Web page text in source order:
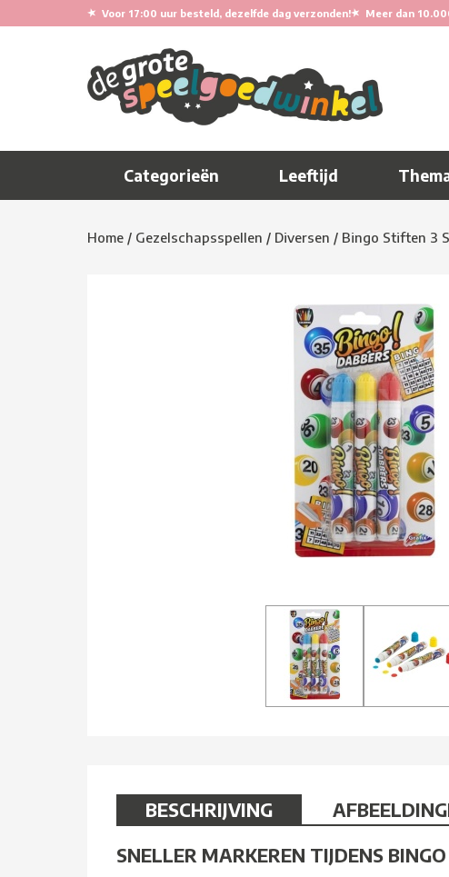
★ Voor 17:00 uur besteld, dezelfde dag verzonden!★ Meer dan
Categorieën Leeftijd
Home / Gezelschapsspellen / Diversen / Bingo Stiften 3
BESCHRIJVING
SNELLER MARKEREN TIJDENS